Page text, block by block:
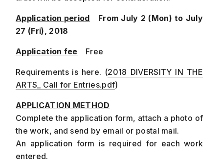
Application period
From July 2 (Mon) to July
27 (Fri), 2018
Application fee Free
Requirements is here. (2018 DIVERSITY IN THE
ARTS_ Call for Entries.pdf)
APPLICATION METHOD
Complete the application form, attach a photo of
the work, and send by email or postal mail.
An application form is required for each work
entered.